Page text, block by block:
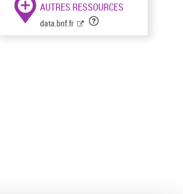
AUTRES RESSOURCES
data.bnf.fr